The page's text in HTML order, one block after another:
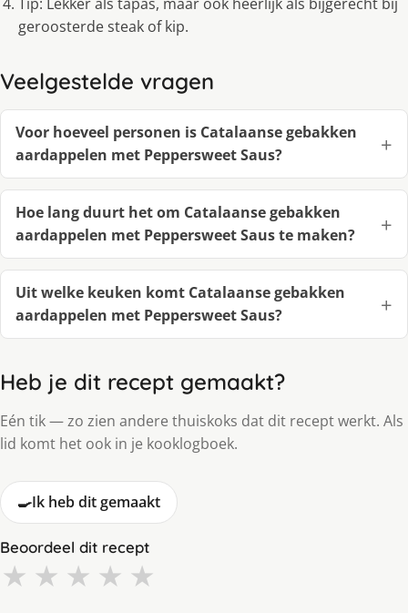
geroosterde steak of kip.
Veelgestelde vragen
Voor hoeveel personen is Catalaanse gebakken
aardappelen met Peppersweet Saus?
Hoe lang duurt het om Catalaanse gebakken
aardappelen met Peppersweet Saus te maken?
Uit welke keuken komt Catalaanse gebakken
aardappelen met Peppersweet Saus?
Heb je dit recept gemaakt?
Eén tik — zo zien andere thuiskoks dat dit recept werkt. Als
lid komt het ook in je kooklogboek.
🍳Ik heb dit gemaakt
Beoordeel dit recept
★ ★ ★ ★ ★